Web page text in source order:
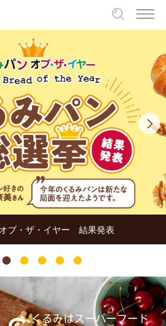
ブ・ザ・イヤー 結果発表
4 5 6